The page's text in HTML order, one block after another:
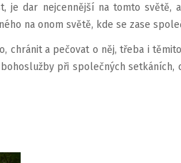
je dar nejcennější na tomto světě,
na onom světě, kde se zase
chránit a pečovat o něj, třeba i
při společných setkáních,